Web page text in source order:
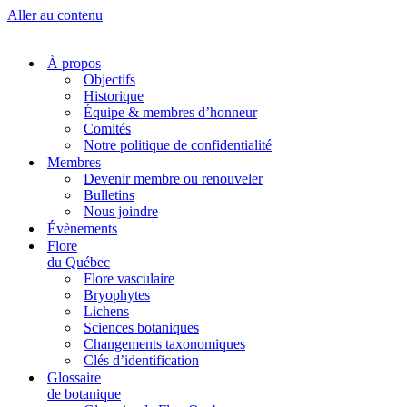
Aller au contenu
À propos
Objectifs
Historique
Équipe & membres d’honneur
Comités
Notre politique de confidentialité
Membres
Devenir membre ou renouveler
Bulletins
Nous joindre
Évènements
Flore
du Québec
Flore vasculaire
Bryophytes
Lichens
Sciences botaniques
Changements taxonomiques
Clés d’identification
Glossaire
de botanique